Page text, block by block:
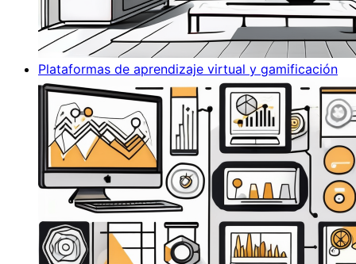
Plataformas de aprendizaje virtual y gamificación